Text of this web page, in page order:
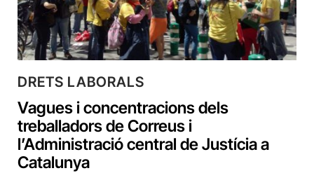
DRETS LABORALS
Vagues i concentracions dels
treballadors de Correus i
l’Administració central de Justícia a
Catalunya